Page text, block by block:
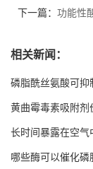
下一篇： 功能性
相关新闻：
磷脂酰丝氨酸可抑
黄曲霉毒素吸附剂
长时间暴露在空气
哪些酶可以催化磷